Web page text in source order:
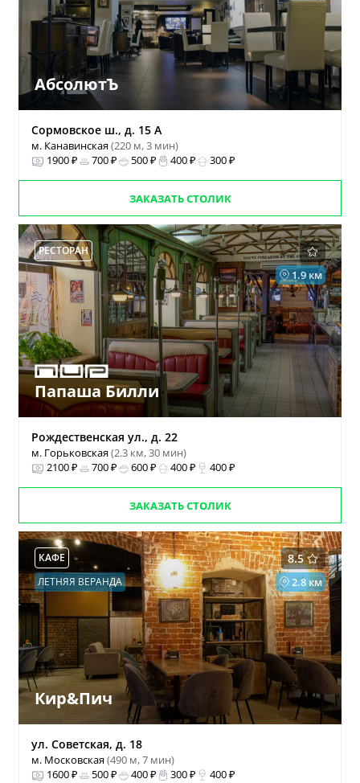
АбсолютЪ
Сормовское ш., д. 15 А
м. Канавинская(220 м, 3 мин)
1900 ₽
700 ₽ 500 ₽ 400 ₽ 300 ₽
ЗАКАЗАТЬ СТОЛИК
РЕСТОРАН
1.9 км
Папаша Билли
Рождественская ул., д. 22
м. Горьковская(2.3 км, 30 мин)
2100 ₽
700 ₽ 600 ₽ 400 ₽ 400 ₽
ЗАКАЗАТЬ СТОЛИК
8.5
КАФЕ
2.8 км
ЛЕТНЯЯ ВЕРАНДА
Кир&Пич
ул. Советская, д. 18
м. Московская(490 м, 7 мин)
1600 ₽
500 ₽ 400 ₽ 300 ₽ 400 ₽